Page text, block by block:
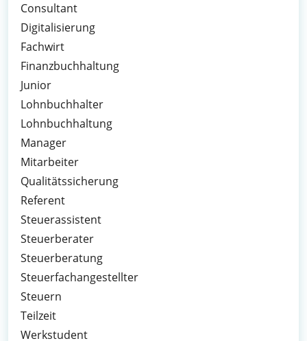
Consultant
Digitalisierung
Fachwirt
Finanzbuchhaltung
Junior
Lohnbuchhalter
Lohnbuchhaltung
Manager
Mitarbeiter
Qualitätssicherung
Referent
Steuerassistent
Steuerberater
Steuerberatung
Steuerfachangestellter
Steuern
Teilzeit
Werkstudent